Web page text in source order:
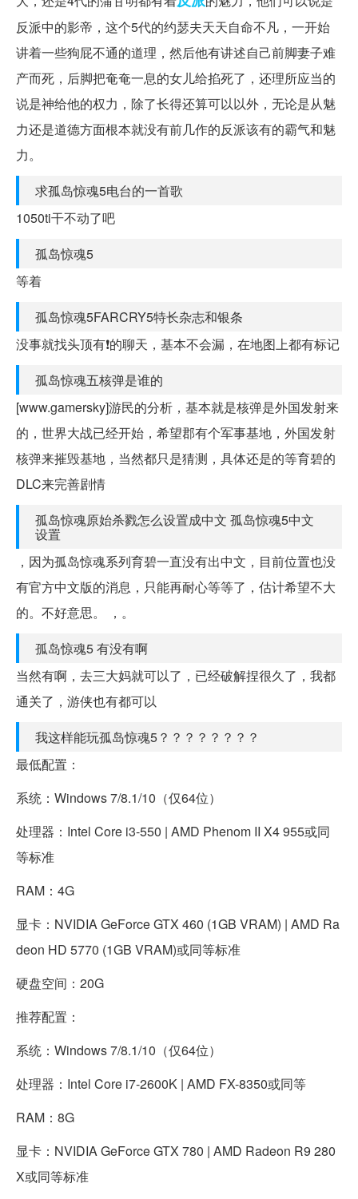
反派中的影帝，这个5代的约瑟夫天天自命不凡，一开始
讲着一些狗屁不通的道理，然后他有讲述自己前脚妻子难
产而死，后脚把奄奄一息的女儿给掐死了，还理所应当的
说是神给他的权力，除了长得还算可以以外，无论是从魅
力还是道德方面根本就没有前几作的反派该有的霸气和魅
力。
求孤岛惊魂5电台的一首歌
1050ti干不动了吧
孤岛惊魂5
等着
孤岛惊魂5FARCRY5特长杂志和银条
没事就找头顶有❗的聊天，基本不会漏，在地图上都有标记
孤岛惊魂五核弹是谁的
[www.gamersky]游民的分析，基本就是核弹是外国发射来
的，世界大战已经开始，希望郡有个军事基地，外国发射
核弹来摧毁基地，当然都只是猜测，具体还是的等育碧的
DLC来完善剧情
孤岛惊魂原始杀戮怎么设置成中文 孤岛惊魂5中文
设置
，因为孤岛惊魂系列育碧一直没有出中文，目前位置也没
有官方中文版的消息，只能再耐心等等了，估计希望不大
的。不好意思。 ，。
孤岛惊魂5 有没有啊
当然有啊，去三大妈就可以了，已经破解捏很久了，我都
通关了，游侠也有都可以
我这样能玩孤岛惊魂5？？？？？？？？
最低配置：
系统：Windows 7/8.1/10（仅64位）
处理器：Intel Core i3-550 | AMD Phenom II X4 955或同
等标准
RAM：4G
显卡：NVIDIA GeForce GTX 460 (1GB VRAM) | AMD Ra
deon HD 5770 (1GB VRAM)或同等标准
硬盘空间：20G
推荐配置：
系统：Windows 7/8.1/10（仅64位）
处理器：Intel Core i7-2600K | AMD FX-8350或同等
RAM：8G
显卡：NVIDIA GeForce GTX 780 | AMD Radeon R9 280
X或同等标准